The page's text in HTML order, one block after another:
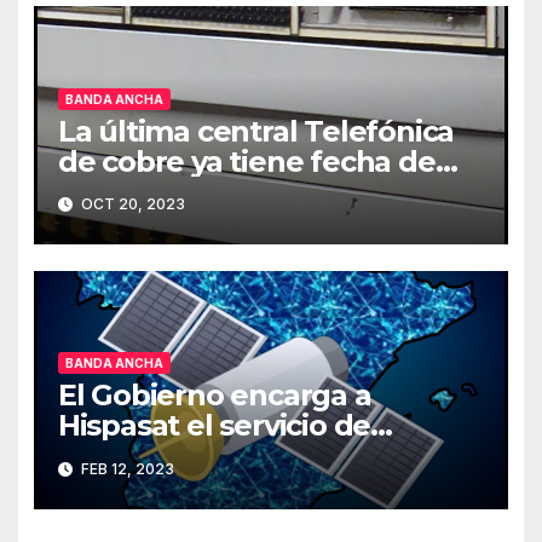
BANDA ANCHA
La última central Telefónica
de cobre ya tiene fecha de
cierre
OCT 20, 2023
BANDA ANCHA
El Gobierno encarga a
Hispasat el servicio de
Internet rápido por satélite
FEB 12, 2023